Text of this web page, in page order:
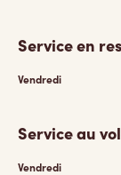
Service en
Vendredi
Service au
Vendredi